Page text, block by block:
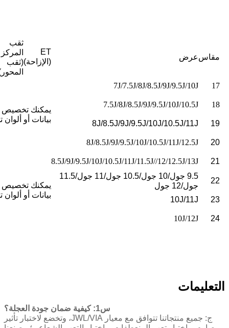
مقاسعرض
ET
(الإزاحة)
ثقب
المركز
(ثقب
17
7J/7.5J/8J/8.5J/9J/9.5J/10J
يمكنك تخصيص
بيانات أو ألوان
18
7.5J/8J/8.5J/9J/9.5J/10J/10.5J
19
8J/8.5J/9J/9.5J/10J/10.5J/11J
20
8J/8.5J/9J/9.5J/10J/10.5J/11J/12.5J
21
8.5J/9J/9.5J/10J/10.5J/11J/11.5J//12/12.5J/13J
يمكنك تخصيص
بيانات أو ألوان
22
9.5 جول/10 جول/10.5 جول/11 جول/11.5
جول/12 جول
23
10J/11J
24
10J/12J
التعليمات
س1: كيفية ضمان جودة العجلة؟
ج: جميع منتجاتنا تتوافق مع معيار JWL/VIA، وتخضع لاختبار تأثير